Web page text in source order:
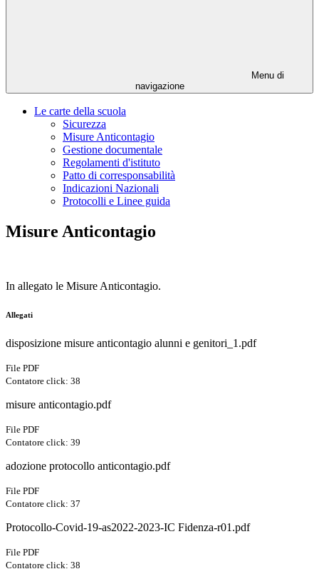
Menu di
navigazione
Le carte della scuola
Sicurezza
Misure Anticontagio
Gestione documentale
Regolamenti d'istituto
Patto di corresponsabilità
Indicazioni Nazionali
Protocolli e Linee guida
Misure Anticontagio
In allegato le Misure Anticontagio.
Allegati
disposizione misure anticontagio alunni e genitori_1.pdf
File PDF
Contatore click: 38
misure anticontagio.pdf
File PDF
Contatore click: 39
adozione protocollo anticontagio.pdf
File PDF
Contatore click: 37
Protocollo-Covid-19-as2022-2023-IC Fidenza-r01.pdf
File PDF
Contatore click: 38